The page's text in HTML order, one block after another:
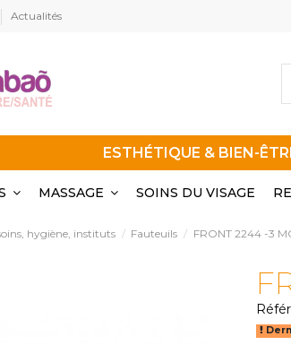
Actualités
ESTHÉTIQUE & BIEN-
MASSAGE SOINS DU VISAGE
hygiène, instituts Fauteuils FRONT 2244 -3